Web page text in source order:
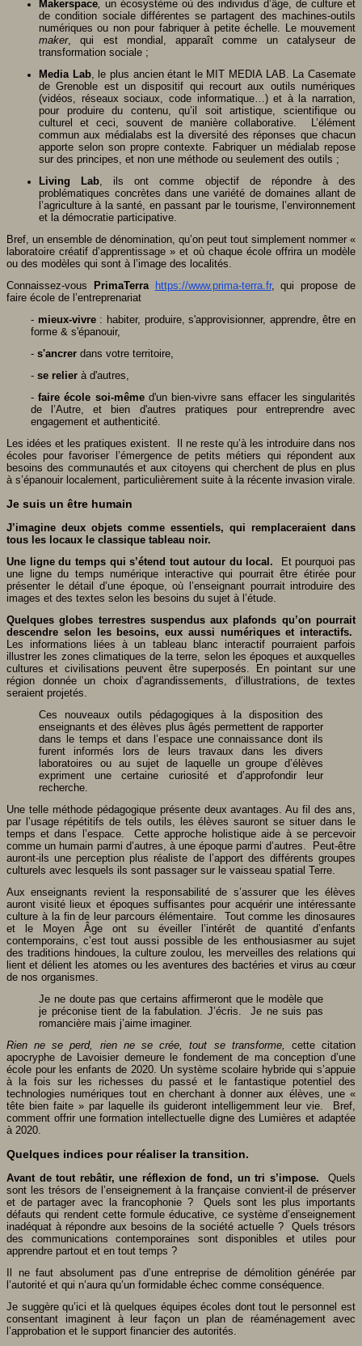
Makerspace, un écosystème où des individus d’âge, de culture et
de condition sociale différentes se partagent des machines-outils
numériques ou non pour fabriquer à petite échelle. Le mouvement
maker, qui est mondial, apparaît comme un catalyseur de
transformation sociale ;
Media Lab, le plus ancien étant le MIT MEDIA LAB. La Casemate
de Grenoble est un dispositif qui recourt aux outils numériques
(vidéos, réseaux sociaux, code informatique…) et à la narration,
pour produire du contenu, qu’il soit artistique, scientifique ou
culturel et ceci, souvent de manière collaborative. L’élément
commun aux médialabs est la diversité des réponses que chacun
apporte selon son propre contexte. Fabriquer un médialab repose
sur des principes, et non une méthode ou seulement des outils ;
Living Lab, ils ont comme objectif de répondre à des
problématiques concrètes dans une variété de domaines allant de
l’agriculture à la santé, en passant par le tourisme, l’environnement
et la démocratie participative.
Bref, un ensemble de dénomination, qu’on peut tout simplement nommer «
laboratoire créatif d’apprentissage » et où chaque école offrira un modèle
ou des modèles qui sont à l’image des localités.
Connaissez-vous
PrimaTerra https://www.prima-terra.fr, qui propose de
faire école de l’entreprenariat
- mieux-vivre: habiter, produire, s'approvisionner, apprendre, être en
forme & s'épanouir,
- s'ancrer dans votre territoire,
- se relier à d'autres,
-faire école soi-mêmed'un bien-vivre sans effacer les singularités
de l’Autre, et bien d'autres pratiques pour entreprendre avec
engagement et authenticité.
Les idées et les pratiques existent. Il ne reste qu’à les introduire dans nos
écoles pour favoriser l’émergence de petits métiers qui répondent aux
besoins des communautés et aux citoyens qui cherchent de plus en plus
à s’épanouir localement, particulièrement suite à la récente invasion virale.
Je suis un être humain
J’imagine deux objets comme essentiels, qui remplaceraient dans
tous les locaux le classique tableau noir.
Une ligne du temps qui s’étend tout autour du local. Et pourquoi pas
une ligne du temps numérique interactive qui pourrait être étirée pour
présenter le détail d’une époque, où l’enseignant pourrait introduire des
images et des textes selon les besoins du sujet à l’étude.
Quelques globes terrestres suspendus aux plafonds qu’on pourrait
descendre selon les besoins, eux aussi numériques et interactifs.
Les informations liées à un tableau blanc interactif pourraient parfois
illustrer les zones climatiques de la terre, selon les époques et auxquelles
cultures et civilisations peuvent être superposés. En pointant sur une
région donnée un choix d’agrandissements, d’illustrations, de textes
seraient projetés.
Ces nouveaux outils pédagogiques à la disposition des
enseignants et des élèves plus âgés permettent de rapporter
dans le temps et dans l’espace une connaissance dont ils
furent informés lors de leurs travaux dans les divers
laboratoires ou au sujet de laquelle un groupe d’élèves
expriment une certaine curiosité et d’approfondir leur
recherche.
Une telle méthode pédagogique présente deux avantages. Au fil des ans,
par l’usage répétitifs de tels outils, les élèves sauront se situer dans le
temps et dans l’espace. Cette approche holistique aide à se percevoir
comme un humain parmi d’autres, à une époque parmi d’autres. Peut-être
auront-ils une perception plus réaliste de l’apport des différents groupes
culturels avec lesquels ils sont passager sur le vaisseau spatial Terre.
Aux enseignants revient la responsabilité de s’assurer que les élèves
auront visité lieux et époques suffisantes pour acquérir une intéressante
culture à la fin de leur parcours élémentaire. Tout comme les dinosaures
et le Moyen Âge ont su éveiller l’intérêt de quantité d’enfants
contemporains, c’est tout aussi possible de les enthousiasmer au sujet
des traditions hindoues, la culture zoulou, les merveilles des relations qui
lient et délient les atomes ou les aventures des bactéries et virus au cœur
de nos organismes.
Je ne doute pas que certains affirmeront que le modèle que
je préconise tient de la fabulation. J’écris. Je ne suis pas
romancière mais j’aime imaginer.
Rien ne se perd, rien ne se crée, tout se transforme, cette citation
apocryphe de Lavoisier demeure le fondement de ma conception d’une
école pour les enfants de 2020. Un système scolaire hybride qui s’appuie
à la fois sur les richesses du passé et le fantastique potentiel des
technologies numériques tout en cherchant à donner aux élèves, une «
tête bien faite » par laquelle ils guideront intelligemment leur vie. Bref,
comment offrir une formation intellectuelle digne des Lumières et adaptée
à 2020.
Quelques indices pour réaliser la transition.
Avant de tout rebâtir, une réflexion de fond, un tri s’impose.
Quels
sont les trésors de l’enseignement à la française convient-il de préserver
et de partager avec la francophonie ? Quels sont les plus importants
défauts qui rendent cette formule éducative, ce système d’enseignement
inadéquat à répondre aux besoins de la société actuelle ? Quels trésors
des communications contemporaines sont disponibles et utiles pour
apprendre partout et en tout temps ?
Il ne faut absolument pas d’une entreprise de démolition générée par
l’autorité et qui n’aura qu’un formidable échec comme conséquence.
Je suggère qu’ici et là quelques équipes écoles dont tout le personnel est
consentant imaginent à leur façon un plan de réaménagement avec
l’approbation et le support financier des autorités.